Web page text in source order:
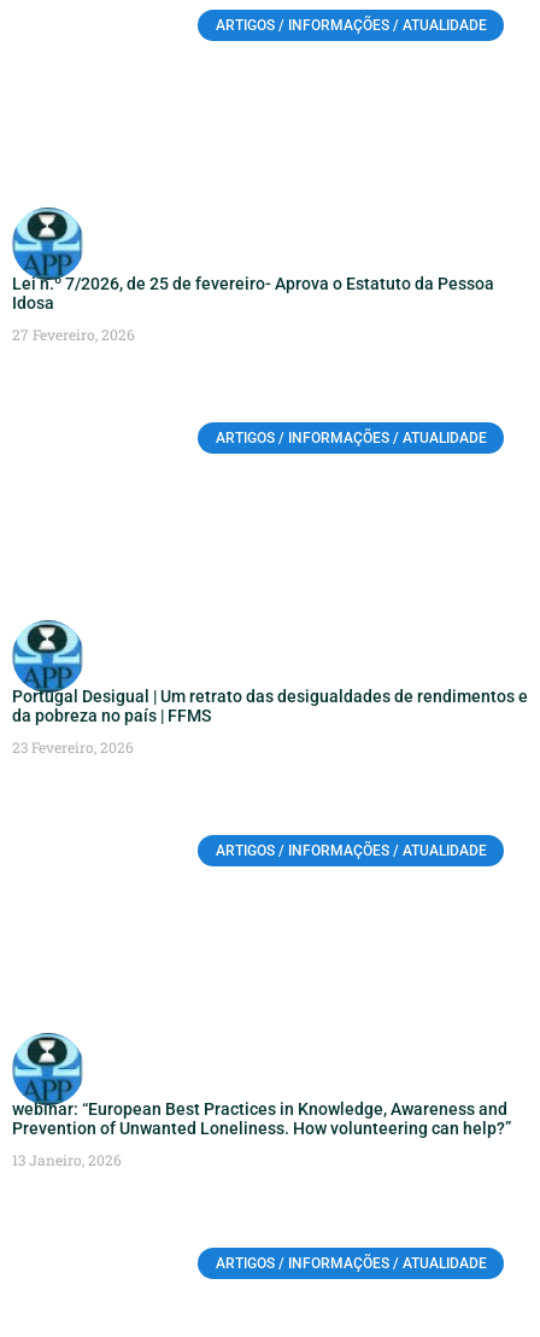
ARTIGOS / INFORMAÇÕES / ATUALIDADE
Lei n.º 7/2026, de 25 de fevereiro- Aprova o Estatuto da Pessoa
Idosa
27 Fevereiro, 2026
ARTIGOS / INFORMAÇÕES / ATUALIDADE
Portugal Desigual | Um retrato das desigualdades de rendimentos e
da pobreza no país | FFMS
23 Fevereiro, 2026
ARTIGOS / INFORMAÇÕES / ATUALIDADE
webinar: “European Best Practices in Knowledge, Awareness and
Prevention of Unwanted Loneliness. How volunteering can help?”
13 Janeiro, 2026
ARTIGOS / INFORMAÇÕES / ATUALIDADE